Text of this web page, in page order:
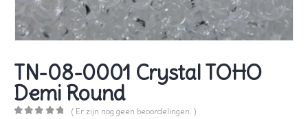
TN-08-0001 Crystal TOHO
Demi Round
( Er zijn nog geen beoordelingen. )